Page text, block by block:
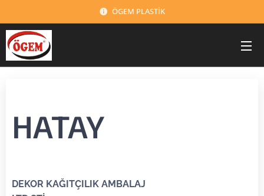
ÖGEM PLASTİK
HATAY
DEKOR KAĞITÇILIK AMBALAJ